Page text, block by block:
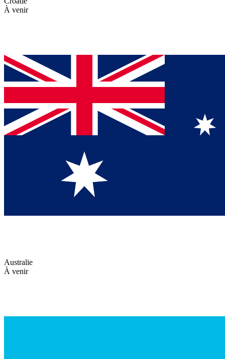
À venir
Australie
À venir